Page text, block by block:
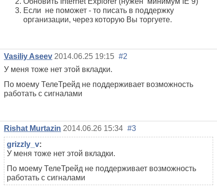
Если не поможет - то писать в поддержку
организации, через которую Вы торгуете.
Vasiliy Aseev 2014.06.25 19:15 #2
У меня тоже нет этой вкладки.
По моему ТелеТрейд не поддерживает возможность
работать с сигналами
Rishat Murtazin 2014.06.26 15:34 #3
grizzly_v:
У меня тоже нет этой вкладки.
По моему ТелеТрейд не поддерживает возможность
работать с сигналами